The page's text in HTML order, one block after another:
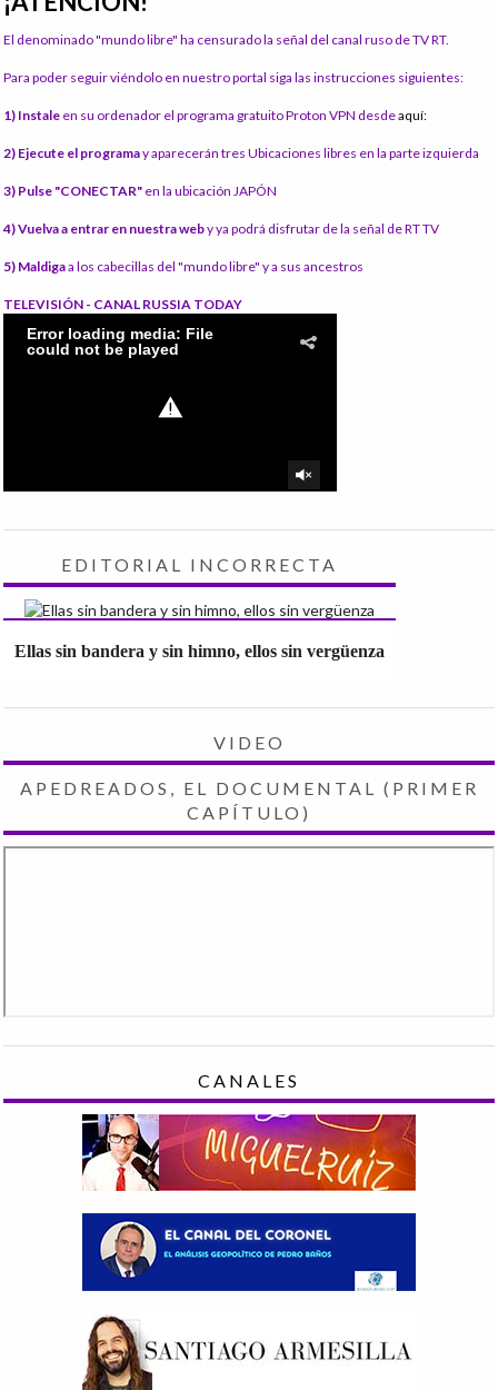
El denominado "mundo libre" ha censurado la señal del canal ruso de TV RT.
Para poder seguir viéndolo en nuestro portal siga las instrucciones siguientes:
1) Instale en su ordenador el programa gratuito Proton VPN desdeaquí:
2) Ejecute el programay aparecerán tres Ubicaciones libres en la parte izquierda
3) Pulse "CONECTAR" en la ubicación JAPÓN
4) Vuelva a entrar en nuestra weby ya podrá disfrutar de la señal de RT TV
5) Maldigaa los cabecillas del "mundo libre" y a sus ancestros
TELEVISIÓN - CANAL RUSSIA TODAY
EDITORIAL INCORRECTA
Ellas sin bandera y sin himno, ellos sin vergüenza
VIDEO
APEDREADOS, EL DOCUMENTAL (PRIMER
CAPÍTULO)
CANALES